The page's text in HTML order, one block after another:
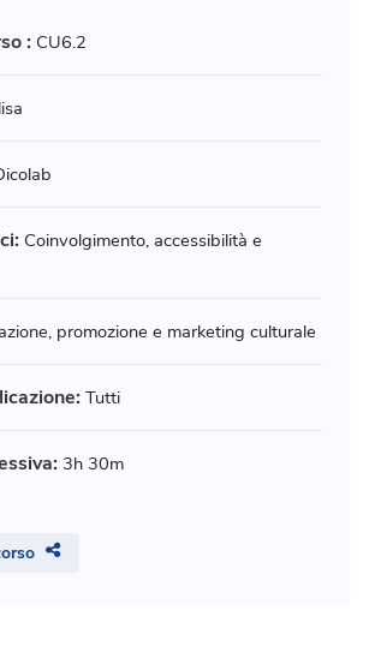
: CU6.2
Coinvolgimento, accessibilità e
promozione e marketing culturale
Tutti
3h 30m